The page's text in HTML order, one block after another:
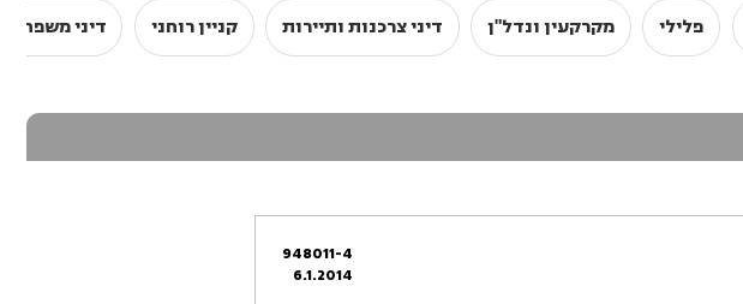
פלילי מקרקעין ונדל"ן דיני צרכנות ותיירות קניין רוחני דיני משפחה
948011-4
6.1.2014